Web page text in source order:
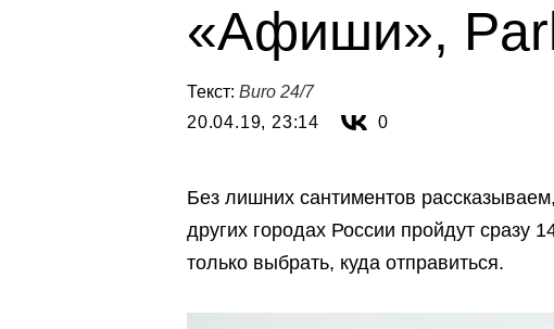
«Афиши»,
Текст: Buro 24/7
20.04.19, 23:14
0
Без лишних сантиментов
других городах России пройдут
только выбрать, куда отправиться.